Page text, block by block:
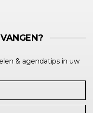
& agendatips in uw